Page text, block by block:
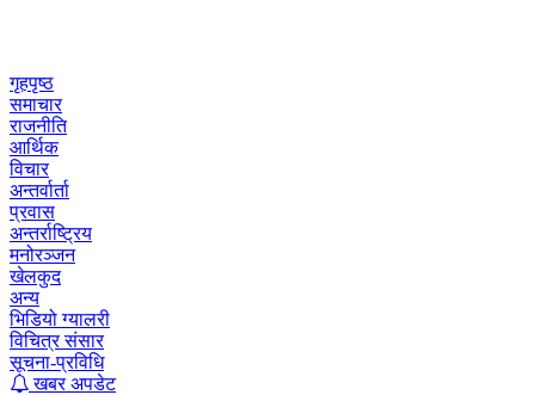
गृहपृष्ठ
समाचार
राजनीति
आर्थिक
विचार
अन्तर्वार्ता
प्रवास
अन्तर्राष्ट्रिय
मनोरञ्जन
खेलकुद
अन्य
भिडियो ग्यालरी
विचित्र संसार
सूचना-प्रविधि
खबर अपडेट